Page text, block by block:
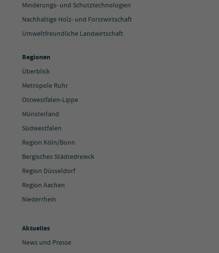
Minderungs- und Schutztechnologien
Nachhaltige Holz- und Forstwirtschaft
Umweltfreundliche Landwirtschaft
Regionen
Überblick
Metropole Ruhr
Ostwestfalen-Lippe
Münsterland
Südwestfalen
Region Köln/Bonn
Bergisches Städtedreieck
Region Düsseldorf
Region Aachen
Niederrhein
Aktuelles
News und Presse